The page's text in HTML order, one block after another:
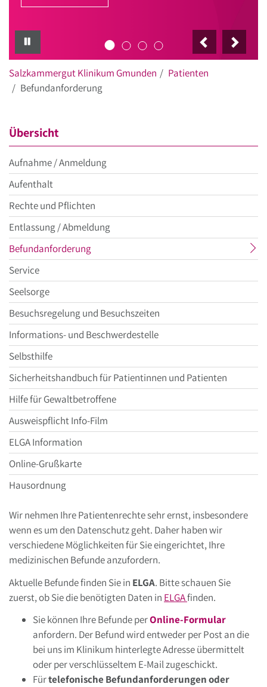
Salzkammergut Klinikum Gmunden
Patienten
Befundanforderung
Übersicht
Aufnahme / Anmeldung
Aufenthalt
Rechte und Pflichten
Entlassung / Abmeldung
Befundanforderungaktueller
Menüpunkt
Service
Seelsorge
Besuchsregelung und Besuchszeiten
Informations- und Beschwerdestelle
Selbsthilfe
Sicherheitshandbuch für Patientinnen und Patienten
Hilfe für Gewaltbetroffene
Ausweispflicht Info-Film
ELGA Information
Online-Grußkarte
Hausordnung
Wir nehmen Ihre Patientenrechte sehr ernst, insbesondere
wenn es um den Datenschutz geht. Daher haben wir
verschiedene Möglichkeiten für Sie eingerichtet, Ihre
medizinischen Befunde anzufordern.
Aktuelle Befunde finden Sie in ELGA. Bitte schauen Sie
zuerst, ob Sie die benötigten Daten in ELGAfinden.
Sie können Ihre Befunde perOnline-Formular
anfordern. Der Befund wird entweder per Post an die
bei uns im Klinikum hinterlegte Adresse übermittelt
oder per verschlüsseltem E-Mail zugeschickt.
Fürtelefonische Befundanforderungen oder